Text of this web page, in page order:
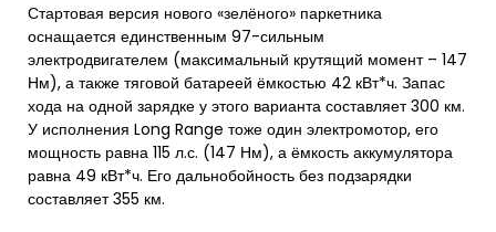
Стартовая версия нового «зелёного» паркетника
оснащается единственным 97-сильным
электродвигателем (максимальный крутящий момент – 147
Нм), а также тяговой батареей ёмкостью 42 кВт*ч. Запас
хода на одной зарядке у этого варианта составляет 300 км.
У исполнения Long Range тоже один электромотор, его
мощность равна 115 л.с. (147 Нм), а ёмкость аккумулятора
равна 49 кВт*ч. Его дальнобойность без подзарядки
составляет 355 км.